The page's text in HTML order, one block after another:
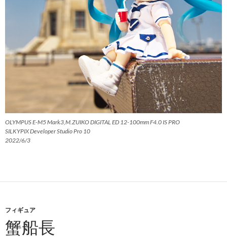
OLYMPUS E-M5 Mark3,M.ZUIKO DIGITAL ED 12-100mm F4.0 IS PRO
SILKYPIX Developer Studio Pro 10
2022/6/3
フィギュア
蟹船長